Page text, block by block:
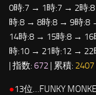
0時:7 → 1時:7 → 2時
時:8 → 8時:8 → 9時:8
14時:8 → 15時:8 →
時:10 → 21時:12 → 22
| 指数: 672 | 累積: 2407
●13位…FUNKY